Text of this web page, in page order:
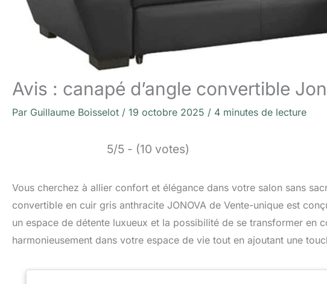
Avis : canapé d’angle convertible
Par Guillaume Boisselot / 19 octobre 2025 / 4 minutes de lecture
5/5 - (10 votes)
Vous cherchez à allier confort et élégance dans votre salon sans
convertible en cuir gris anthracite JONOVA de Vente-unique est
un espace de détente luxueux et la possibilité de se transformer en
harmonieusement dans votre espace de vie tout en ajoutant une